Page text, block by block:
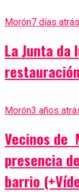
Morón7 días atrás
La Junta da
Morón3 años
Vecinos de
presencia
barrio